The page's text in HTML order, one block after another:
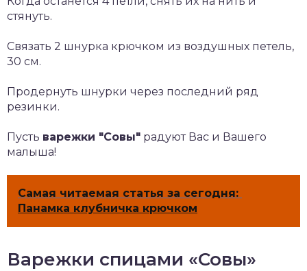
стянуть.
Связать 2 шнурка крючком из воздушных петель,
30 см.
Продернуть шнурки через последний ряд
резинки.
Пусть варежки "Совы" радуют Вас и Вашего
малыша!
Самая читаемая статья за сегодня:
Панамка клубничка крючком
Варежки спицами «Совы»